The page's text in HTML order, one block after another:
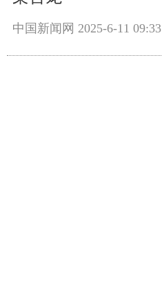
中国新闻网 2025-6-11 09:33